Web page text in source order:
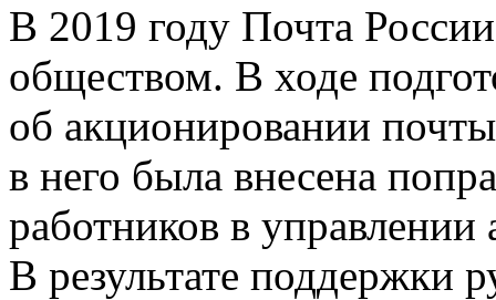
В 2019 году Почта
обществом. В ходе
об акционировании
в него была внесена
работников в
В результате поддержки